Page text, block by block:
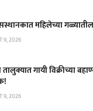
महिलेच्या
9, 2026
तालुक्यात गायी विक्रीच्या
9, 2026